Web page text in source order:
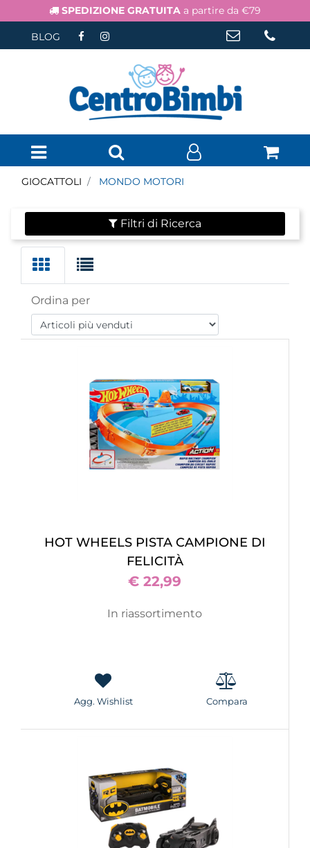
SPEDIZIONE GRATUITA a partire da €79
BLOG
Open menu
GIOCATTOLI MONDO MOTORI
Filtri di Ricerca
Ordina per
HOT WHEELS PISTA CAMPIONE DI
FELICITÀ
€ 22,99
In riassortimento
Agg. Wishlist Compara